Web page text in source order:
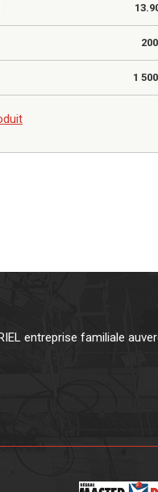
1
entreprise familiale